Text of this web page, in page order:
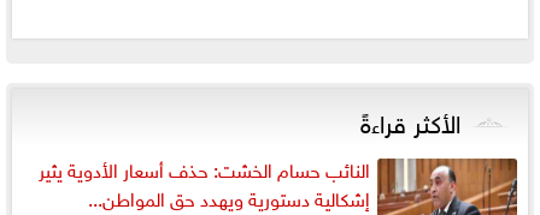
الأكثر قراءةً
النائب حسام الخشت: حذف أسعار الأدوية يثير
إشكالية دستورية ويهدد حق المواطن...